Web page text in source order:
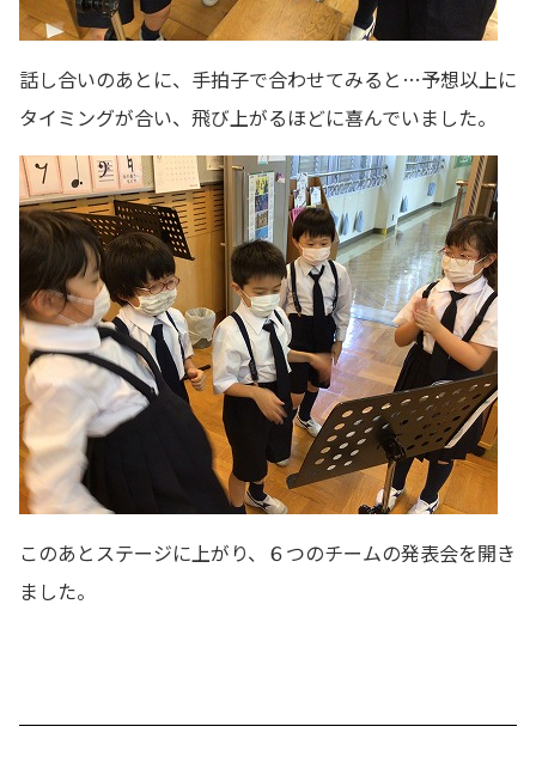
話し合いのあとに、手拍子で合わせてみると…予想以上に
タイミングが合い、飛び上がるほどに喜んでいました。
このあとステージに上がり、６つのチームの発表会を開き
ました。